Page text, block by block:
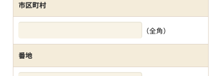
市区町村
（全角）
番地